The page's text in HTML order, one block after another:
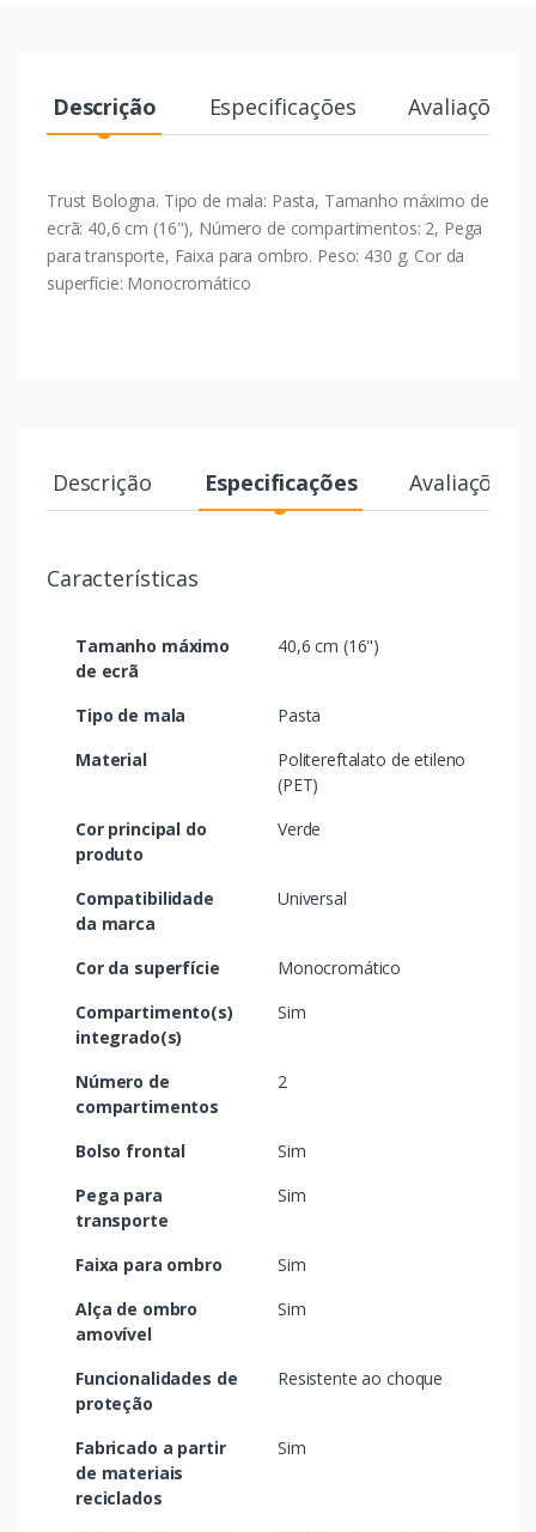
Descrição Especificações Avaliações
Trust Bologna. Tipo de mala: Pasta, Tamanho máximo de
ecrã: 40,6 cm (16"), Número de compartimentos: 2, Pega
para transporte, Faixa para ombro. Peso: 430 g. Cor da
superfície: Monocromático
Descrição Especificações Avaliações
Características
Tamanho máximo
de ecrã
40,6 cm (16")
Tipo de mala
Pasta
Material
Politereftalato de etileno
(PET)
Cor principal do
produto
Verde
Compatibilidade
da marca
Universal
Cor da superfície
Monocromático
Compartimento(s)
integrado(s)
Sim
Número de
compartimentos
2
Bolso frontal
Sim
Pega para
transporte
Sim
Faixa para ombro
Sim
Alça de ombro
amovível
Sim
Funcionalidades de
proteção
Resistente ao choque
Fabricado a partir
de materiais
reciclados
Sim